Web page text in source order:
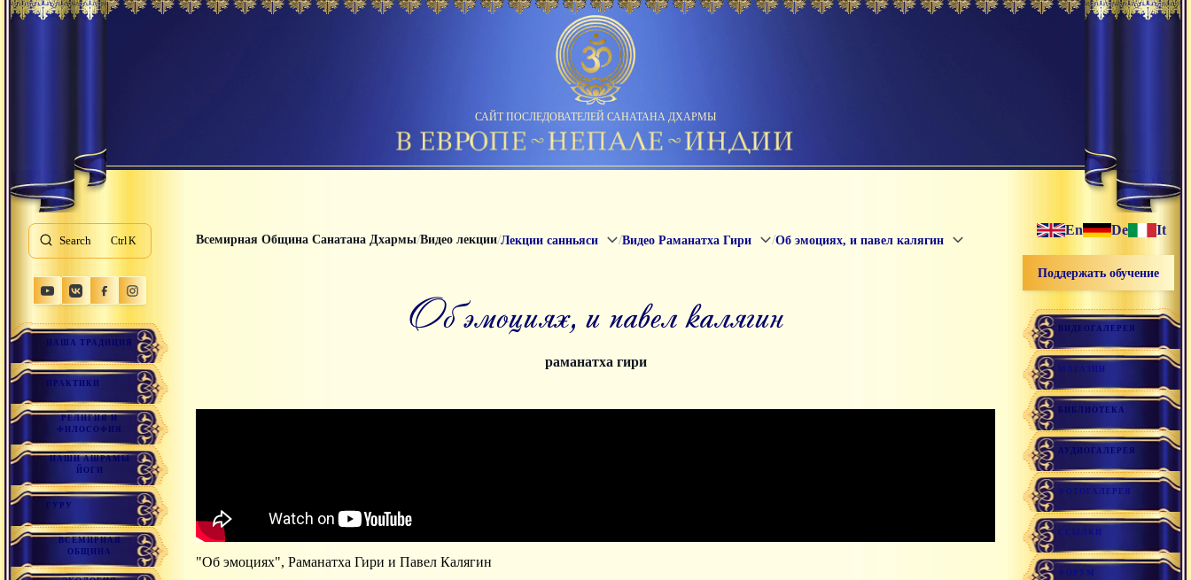
САЙТ ПОСЛЕДОВАТЕЛЕЙ САНАТАНА ДХАРМЫ
Search K
НАША ТРАДИЦИЯ
ПРАКТИКИ
РЕЛИГИЯ И
ФИЛОСОФИЯ
НАШИ АШРАМЫ
ЙОГИ
ГУРУ
ВСЕМИРНАЯ
ОБЩИНА
Всемирная Община Санатана Дхармы/Видео лекции/Лекции санньяси /Видео Раманатха Гири / Об эмоциях, и павел калягин
об эмоциях, и павел калягин
раманатха гири
"Об эмоциях", Раманатха Гири и Павел Калягин
En De It
Поддержать обучение
ВИДЕОГАЛЕРЕЯ
МАГАЗИН
БИБЛИОТЕКА
АУДИОГАЛЕРЕЯ
ФОТОГАЛЕРЕЯ
ССЫЛКИ
ФОРУМ